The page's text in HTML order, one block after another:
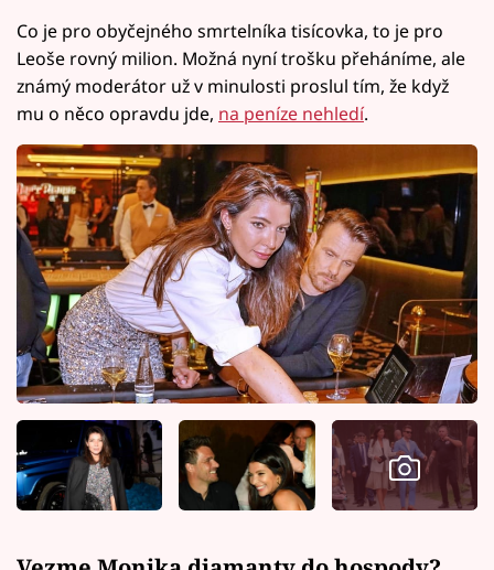
Co je pro obyčejného smrtelníka tisícovka, to je pro
Leoše rovný milion. Možná nyní trošku přeháníme, ale
známý moderátor už v minulosti proslul tím, že když
mu o něco opravdu jde, na peníze nehledí.